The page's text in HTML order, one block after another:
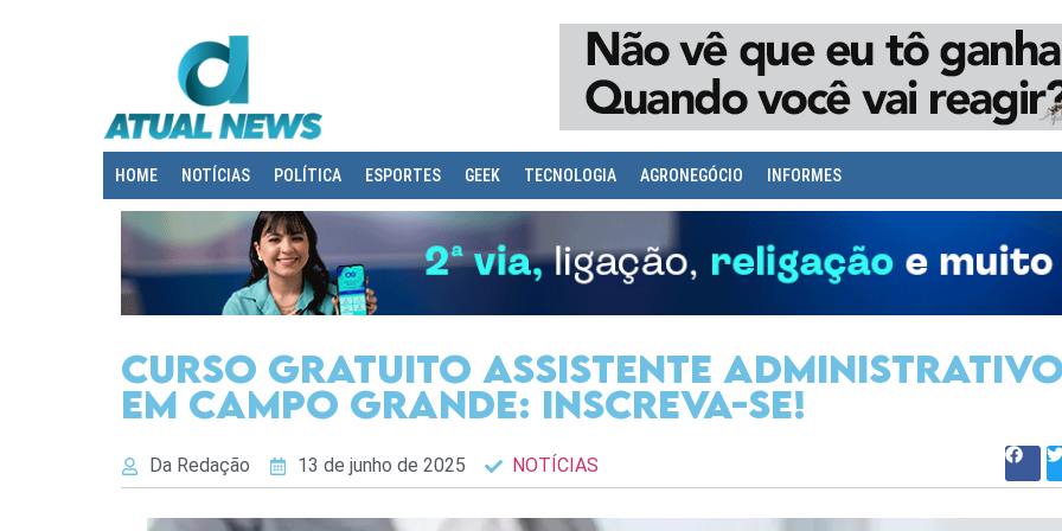
HOME NOTÍCIAS POLÍTICA ESPORTES GEEK TECNOLOGIA AGRONEGÓCIO INFORMES
Curso Gratuito Assistente
em Campo Grande: Inscreva-se!
Da Redação 13 de junho de 2025 NOTÍCIAS